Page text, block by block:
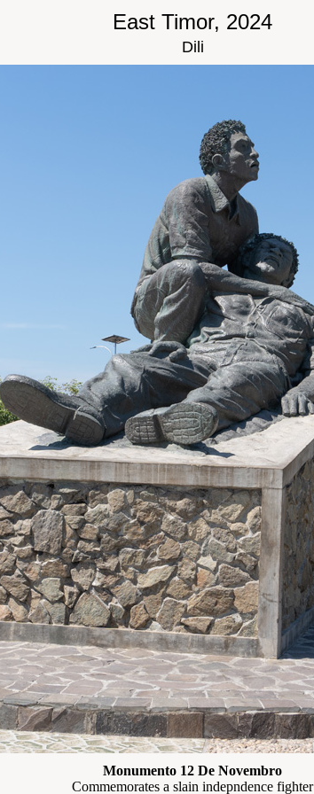
East Timor, 2024
Dili
Monumento 12 De Novembro
Commemorates a slain indepndence fighter